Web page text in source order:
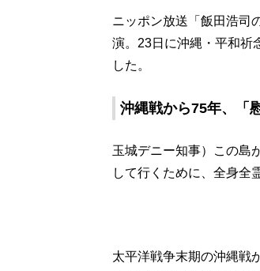
ニッポン放送「飯田浩司
演。23日に沖縄・平和祈
した。
沖縄戦から75年、「
玉城デニー知事）この島
して行くために、全身全
太平洋戦争末期の沖縄戦